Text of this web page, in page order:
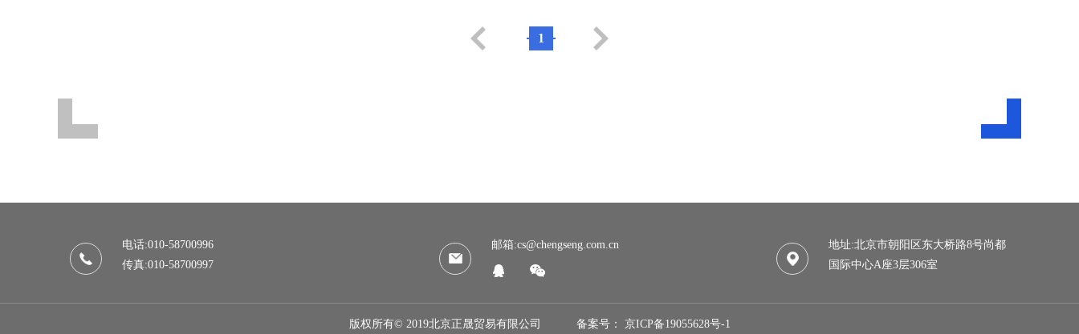
1
电话:010-58700996
传真:010-58700997
邮箱:cs@chengseng.com.cn
地址:北京市朝阳区东大桥路8号尚都
国际中心A座3层306室
版权所有© 2019北京正晟贸易有限公司 备案号： 京ICP备19055628号-1